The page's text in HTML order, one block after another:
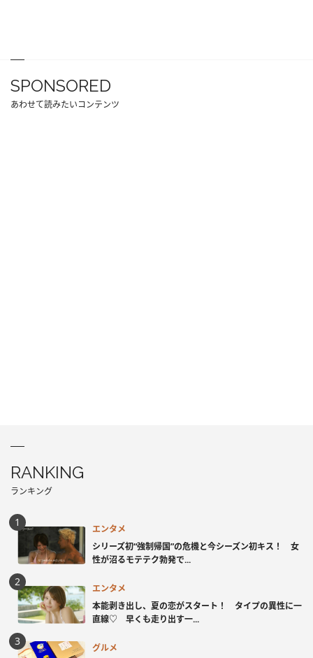
SPONSORED
あわせて読みたいコンテンツ
RANKING
ランキング
エンタメ
シリーズ初“強制帰国”の危機と今シーズン初キス！ 女
性が沼るモテテク勃発で...
エンタメ
本能剥き出し、夏の恋がスタート！ タイプの異性に一
直線♡ 早くも走り出す一...
グルメ